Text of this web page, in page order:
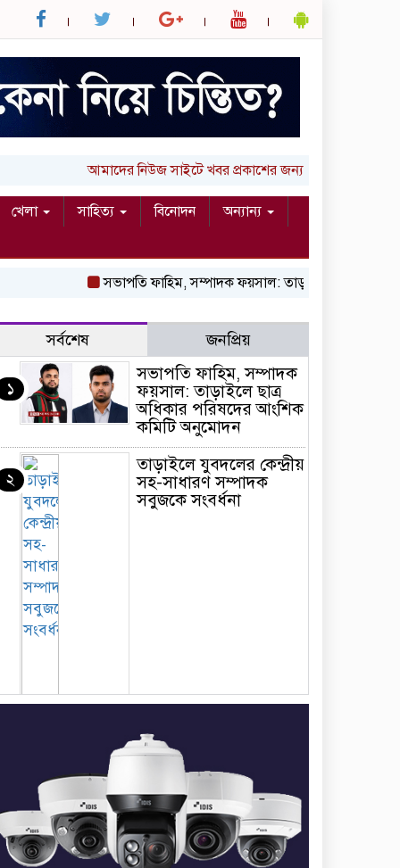
আমাদের নিউজ সাইটে খবর প্রকাশের জন্য আপনার লিখা (তথ্য,
খেলা সাহিত্য বিনোদন
অন্যান্য
সভাপতি ফাহিম, সম্পাদক ফয়সাল: তাড়াইলে ছাত্র অধিকার
সর্বশেষ জনপ্রিয়
১
সভাপতি ফাহিম, সম্পাদক
ফয়সাল: তাড়াইলে ছাত্র
অধিকার পরিষদের আংশিক
কমিটি অনুমোদন
২
তাড়াইলে যুবদলের কেন্দ্রীয়
সহ-সাধারণ সম্পাদক
সবুজকে সংবর্ধনা